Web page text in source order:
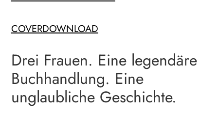
COVERDOWNLOAD
Drei Frauen. Eine legendäre
Buchhandlung. Eine
unglaubliche Geschichte.